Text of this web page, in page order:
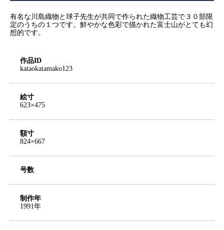
有名な川島織物と球子先生が共同で作られた織物工芸で３０部限
定のうちの１つです。鮮やかな色彩で描かれた富士山がとても幻
想的です。
作品ID
kataokatamako123
絵寸
623×475
額寸
824×667
号数
制作年
1991年